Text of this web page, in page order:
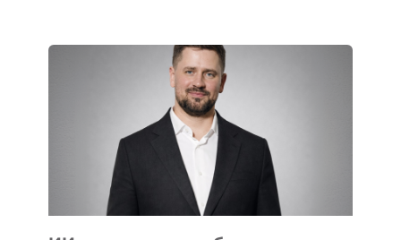
КОТОРЫЕ
РАЗВИВАЮТ
ТЕХНОЛОГИЧЕСКОЕ
ОБРАЗОВАНИЕ
ТАДЖИКИСТАНА